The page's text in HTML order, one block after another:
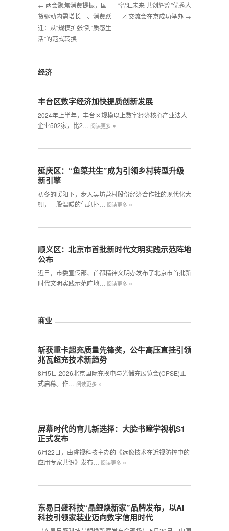
← 两会聚焦消费提振，国
货驱动内需增长一、消费跃
迁：从“规模扩张”到“质感生
活”的范式转换
“智汇未来 共创辉煌”优秀人
才交流会在京成功举办 →
经济
丰台区数字经济加快提质创新发展
2024年上半年，丰台区规模以上数字经济核心产业法人
企业502家，比2…
阅读更多 »
延庆区：“鱼菜共生”成为引领乡村转型升级
新引擎
初冬的暖阳下，步入吴坊营村股份经济合作社的现代化大
棚，一股温暖的气息扑…
阅读更多 »
顺义区：北京市首批新时代文明实践示范阵地
公布
近日，市委宣传部、首都精神文明办发布了北京市首批新
时代文明实践示范阵地…
阅读更多 »
商业
斩获重卡超充质量先锋奖，公牛高压直挂引领
兆瓦超充技术新趋势
8月5日,2026北京国际充换电与光储充展览会(CPSE)正
式启幕。作…
阅读更多 »
屏幕时代的育儿新选择：大脸书瞳学视机S1
正式发布
6月22日，由睿视科技主办的《远像技术在近视防控中的
应用专家共识》发布…
阅读更多 »
东易日盛科技“晶鲤焕新家”品牌发布，以AI
科技引领家装业迈向数字信用时代